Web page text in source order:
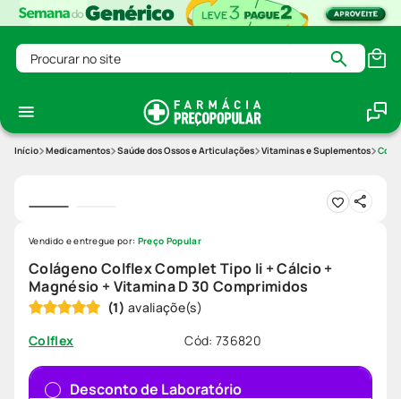
Procurar no site
Medicamentos Saúde dos Ossos e Articulações Vitaminas e Suplementos
Colágeno Colflex Complet Tipo Ii + Cálcio +
Magnésio + Vitamina D 30 Comprimidos
(1)
Colflex
Cód: 736820
Vendido e entregue por: Preço Popular
Desconto de Laboratório